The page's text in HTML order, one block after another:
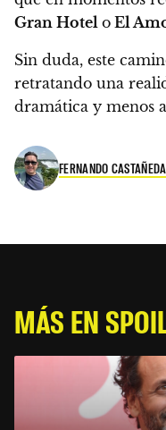
Gran Hotel o El
Sin duda, este
retratando una
dramática y menos
FERNANDO CASTAÑEDA
MÁS EN